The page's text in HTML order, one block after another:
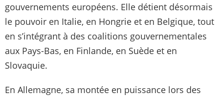
gouvernements européens. Elle détient désormais
le pouvoir en Italie, en Hongrie et en Belgique, tout
en s’intégrant à des coalitions gouvernementales
aux Pays-Bas, en Finlande, en Suède et en
Slovaquie.
En Allemagne, sa montée en puissance lors des